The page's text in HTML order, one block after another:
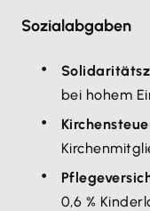
Sozialabgaben
bei hohem
0,6 %